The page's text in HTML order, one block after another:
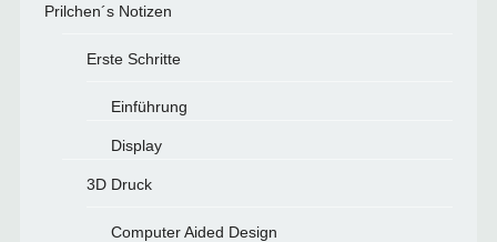
Prilchen´s Notizen
Erste Schritte
Einführung
Display
3D Druck
Computer Aided Design